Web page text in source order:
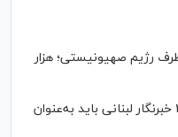
طرف رژیم صهیونیستی؛ هزار
عفو بین‌الملل: حمله اسرائیل به ۲ خبرنگار لبنانی باید به‌عنوان